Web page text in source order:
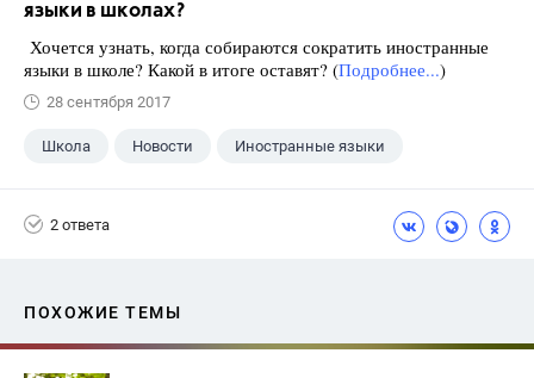
языки в школах?
Хочется узнать, когда собираются сократить иностранные
языки в школе? Какой в итоге оставят? (Подробнее...)
28 сентября 2017
Школа Новости Иностранные языки
2 ответа
ПОХОЖИЕ ТЕМЫ